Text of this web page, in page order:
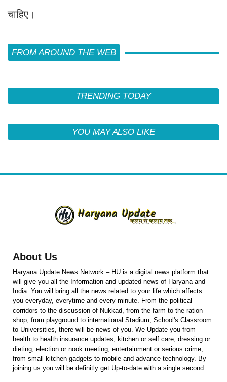
चाहिए।
FROM AROUND THE WEB
TRENDING TODAY
YOU MAY ALSO LIKE
About Us
Haryana Update News Network – HU is a digital news platform that
will give you all the Information and updated news of Haryana and
India. You will bring all the news related to your life which affects
you everyday, everytime and every minute. From the political
corridors to the discussion of Nukkad, from the farm to the ration
shop, from playground to international Stadium, School's Classroom
to Universities, there will be news of you. We Update you from
health to health insurance updates, kitchen or self care, dressing or
dieting, election or nook meeting, entertainment or serious crime,
from small kitchen gadgets to mobile and advance technology. By
joining us you will be definitly get Up-to-date with a single second.